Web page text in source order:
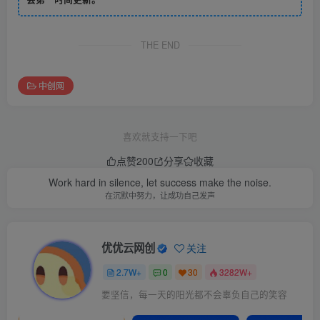
THE END
中创网
喜欢就支持一下吧
点赞200 分享
收藏
Work hard in silence, let success make the noise.
在沉默中努力，让成功自己发声
优优云网创 关注
2.7W+ 0 30 3282W+
要坚信，每一天的阳光都不会辜负自己的笑容